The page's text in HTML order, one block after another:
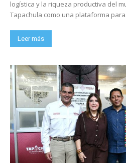
logística y la riqueza productiva del
Tapachula como una plataforma
Leer más